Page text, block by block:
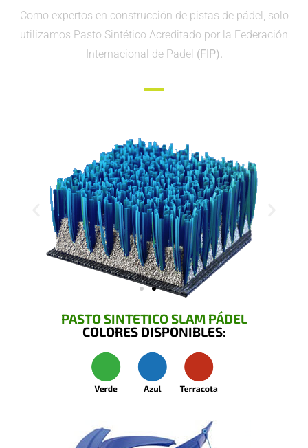
Como expertos en construcción de pistas de pádel, solo
utilizamos Pasto Sintético Acreditado por la Federación
Internacional de Padel (FIP).
PASTO SINTETICO SLAM PÁDEL
COLORES DISPONIBLES: